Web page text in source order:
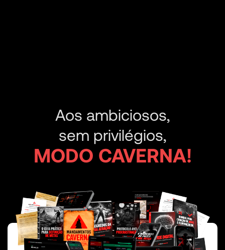
Aos ambiciosos,
sem privilégios,
MODO CAVERNA!